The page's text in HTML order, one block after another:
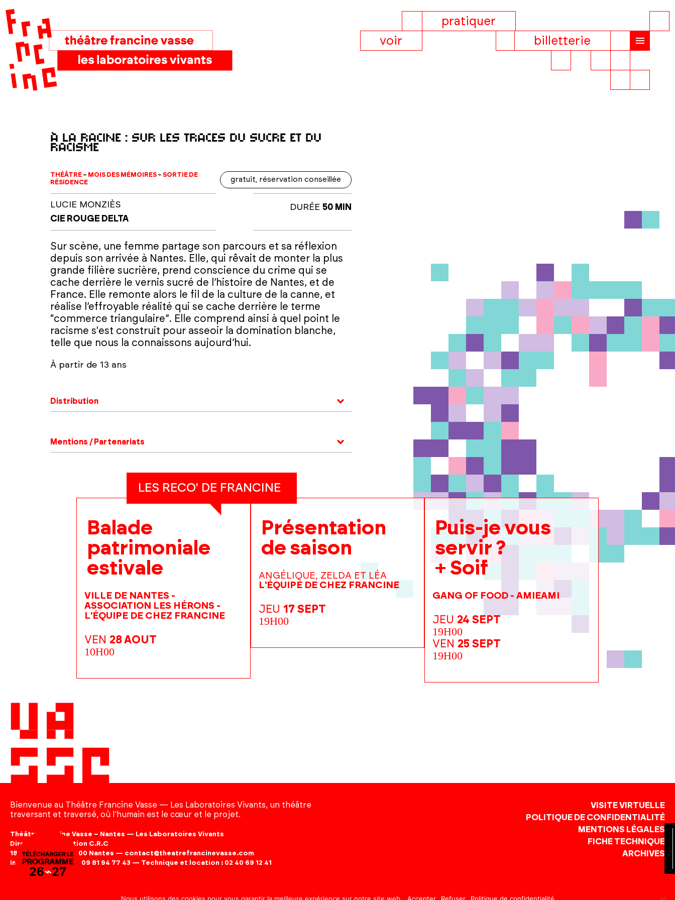
voir
pratiquer
billetterie
à la racine : sur les traces du sucre et du
racisme
THÉÂTRE⌁ MOIS DES MÉMOIRES⌁ SORTIE DE
RÉSIDENCE
gratuit, réservation conseillée
LUCIE MONZIÈS
CIE ROUGE DELTA
DURÉE 50 MIN
Sur scène, une femme partage son parcours et sa réflexion
depuis son arrivée à Nantes. Elle, qui rêvait de monter la plus
grande filière sucrière, prend conscience du crime qui se
cache derrière le vernis sucré de l’histoire de Nantes, et de
France. Elle remonte alors le fil de la culture de la canne, et
réalise l’effroyable réalité qui se cache derrière le terme
“commerce triangulaire”. Elle comprend ainsi à quel point le
racisme s'est construit pour asseoir la domination blanche,
telle que nous la connaissons aujourd’hui.
À partir de 13 ans
Distribution
Mentions / Partenariats
LES RECO' DE FRANCINE
Balade
patrimoniale
estivale
VILLE DE NANTES -
ASSOCIATION LES HÉRONS -
L'ÉQUIPE DE CHEZ FRANCINE
VEN 28 AOUT
10H00
Présentation
de saison
ANGÉLIQUE, ZELDA ET LÉA
L'ÉQUIPE DE CHEZ FRANCINE
JEU 17 SEPT
19H00
Puis-je vous
servir ?
+ Soif
GANG OF FOOD - AMIEAMI
JEU 24 SEPT
19H00
VEN 25 SEPT
19H00
Bienvenue au Théâtre Francine Vasse — Les Laboratoires Vivants, un théâtre
traversant et traversé, où l’humain est le cœur et le projet.
Théâtre Francine Vasse – Nantes — Les Laboratoires Vivants
Direction association C.R.C
18 rue Colbert, 44000 Nantes — contact@theatrefrancinevasse.com
Infos et billetterie : 09 81 94 77 43 — Technique et location : 02 40 69 12 41
VISITE VIRTUELLE
POLITIQUE DE CONFIDENTIALITÉ
MENTIONS LÉGALES
FICHE TECHNIQUE
ARCHIVES